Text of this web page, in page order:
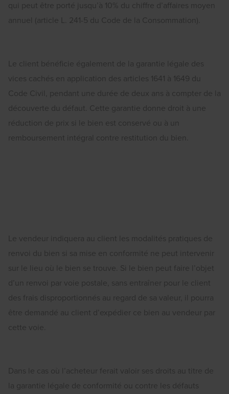
qui peut être porté jusqu’à 10% du chiffre d’affaires moyen
annuel (article L. 241-5 du Code de la Consommation).
Le client bénéficie également de la garantie légale des
vices cachés en application des articles 1641 à 1649 du
Code Civil, pendant une durée de deux ans à compter de la
découverte du défaut. Cette garantie donne droit à une
réduction de prix si le bien est conservé ou à un
remboursement intégral contre restitution du bien.
Le vendeur indiquera au client les modalités pratiques de
renvoi du bien si sa mise en conformité ne peut intervenir
sur le lieu où le bien se trouve. Si le bien peut faire l’objet
d’un renvoi par voie postale, sans entraîner pour le client
des frais disproportionnés au regard de sa valeur, il pourra
être demandé au client d’expédier ce bien au vendeur par
cette voie.
Dans le cas où l’acheteur ferait valoir ses droits au titre de
la garantie légale de conformité ou contre les défauts